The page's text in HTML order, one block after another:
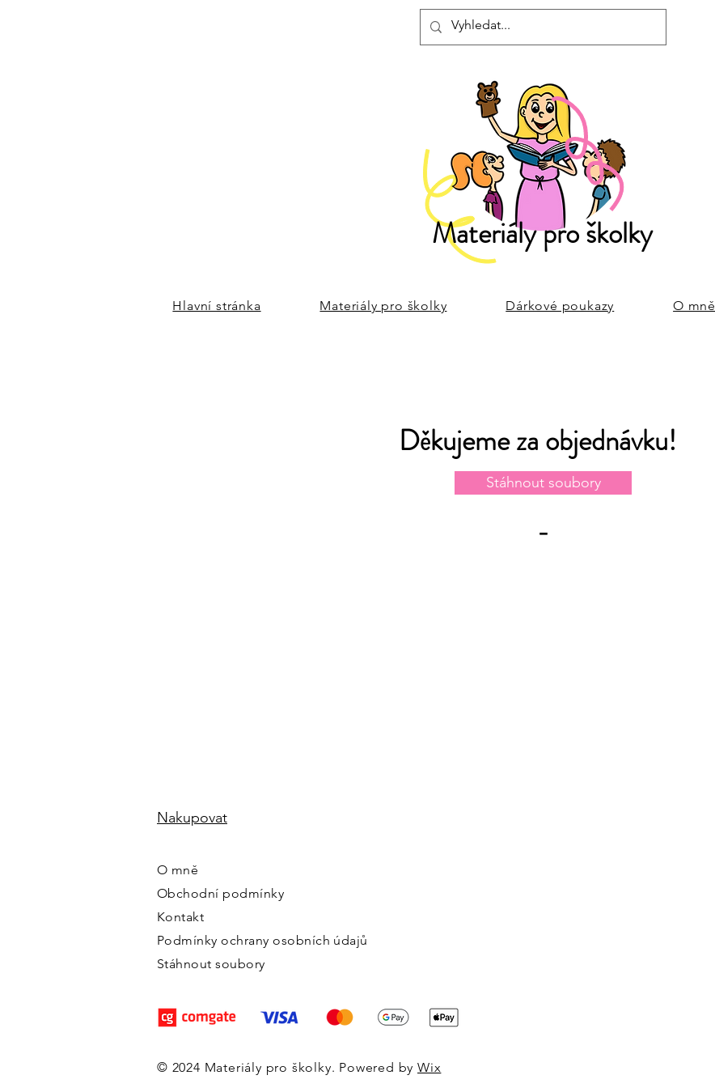
Materiály pro školky
Hlavní stránka Materiály pro školky Dárkové poukazy O mně
Děkujeme za objednávku!
Stáhnout soubory
-
Nakupovat
O mně
Obchodní podmínky
Kontakt
Podmínky ochrany osobních údajů
Stáhnout soubory
© 2024 Materiály pro školky. Powered by Wix